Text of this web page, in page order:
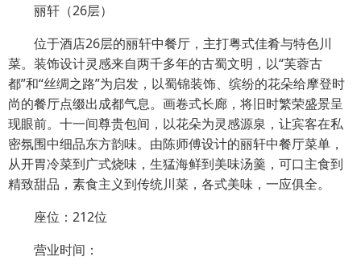
丽轩（26层）
位于酒店26层的丽轩中餐厅，主打粤式佳肴与特色川
菜。装饰设计灵感来自两千多年的古蜀文明，以“芙蓉古
都”和“丝绸之路”为启发，以蜀锦装饰、缤纷的花朵给摩登时
尚的餐厅点缀出成都气息。画卷式长廊，将旧时繁荣盛景呈
现眼前。十一间尊贵包间，以花朵为灵感源泉，让宾客在私
密氛围中细品东方韵味。由陈师傅设计的丽轩中餐厅菜单，
从开胃冷菜到广式烧味，生猛海鲜到美味汤羹，可口主食到
精致甜品，素食主义到传统川菜，各式美味，一应俱全。
座位：212位
营业时间：